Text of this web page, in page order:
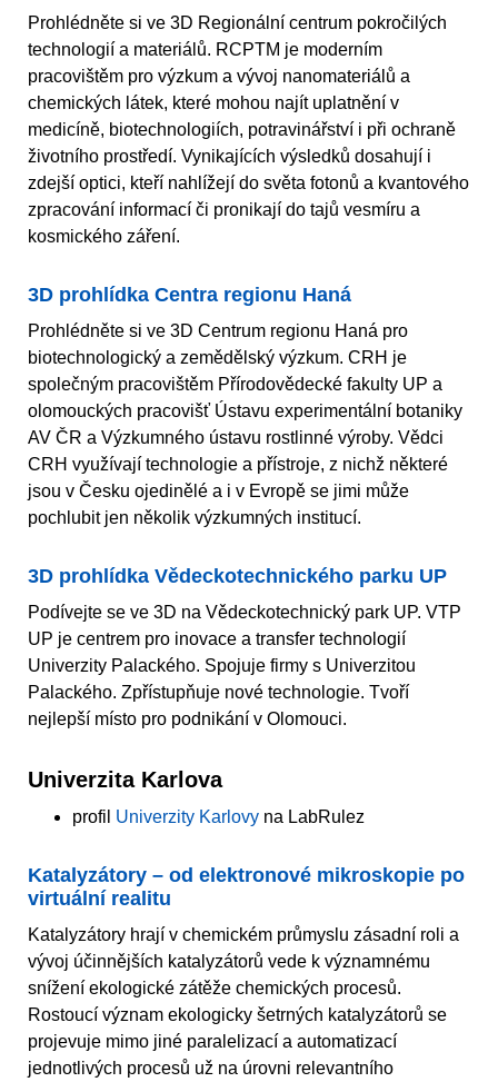
Prohlédněte si ve 3D Regionální centrum pokročilých
technologií a materiálů. RCPTM je moderním
pracovištěm pro výzkum a vývoj nanomateriálů a
chemických látek, které mohou najít uplatnění v
medicíně, biotechnologiích, potravinářství i při ochraně
životního prostředí. Vynikajících výsledků dosahují i
zdejší optici, kteří nahlížejí do světa fotonů a kvantového
zpracování informací či pronikají do tajů vesmíru a
kosmického záření.
3D prohlídka Centra regionu Haná
Prohlédněte si ve 3D Centrum regionu Haná pro
biotechnologický a zemědělský výzkum. CRH je
společným pracovištěm Přírodovědecké fakulty UP a
olomouckých pracovišť Ústavu experimentální botaniky
AV ČR a Výzkumného ústavu rostlinné výroby. Vědci
CRH využívají technologie a přístroje, z nichž některé
jsou v Česku ojedinělé a i v Evropě se jimi může
pochlubit jen několik výzkumných institucí.
3D prohlídka Vědeckotechnického parku UP
Podívejte se ve 3D na Vědeckotechnický park UP. VTP
UP je centrem pro inovace a transfer technologií
Univerzity Palackého. Spojuje firmy s Univerzitou
Palackého. Zpřístupňuje nové technologie. Tvoří
nejlepší místo pro podnikání v Olomouci.
Univerzita Karlova
profil Univerzity Karlovy na LabRulez
Katalyzátory – od elektronové mikroskopie po
virtuální realitu
Katalyzátory hrají v chemickém průmyslu zásadní roli a
vývoj účinnějších katalyzátorů vede k významnému
snížení ekologické zátěže chemických procesů.
Rostoucí význam ekologicky šetrných katalyzátorů se
projevuje mimo jiné paralelizací a automatizací
jednotlivých procesů už na úrovni relevantního